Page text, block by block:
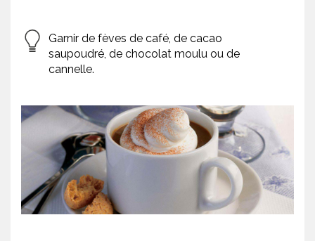
Garnir de fèves de café, de cacao
saupoudré, de chocolat moulu ou de
cannelle.